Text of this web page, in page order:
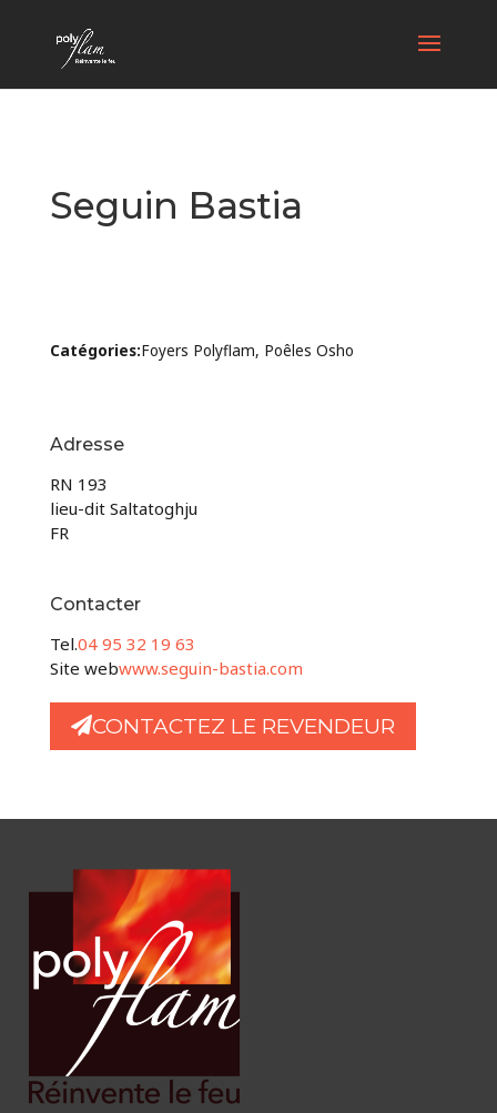
Seguin Bastia
Catégories:Foyers Polyflam, Poêles Osho
Adresse
RN 193
lieu-dit Saltatoghju
FR
Contacter
Tel.04 95 32 19 63
Site webwww.seguin-bastia.com
CONTACTEZ LE REVENDEUR